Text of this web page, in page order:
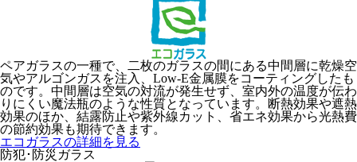
ペアガラスの一種で、二枚のガラスの間にある中間層に乾燥空
気やアルゴンガスを注入、Low-E金属膜をコーティングしたも
のです。中間層は空気の対流が発生せず、室内外の温度が伝わ
りにくい魔法瓶のような性質となっています。断熱効果や遮熱
効果のほか、結露防止や紫外線カット、省エネ効果から光熱費
の節約効果も期待できます。
エコガラスの詳細を見る
防犯･防災ガラス